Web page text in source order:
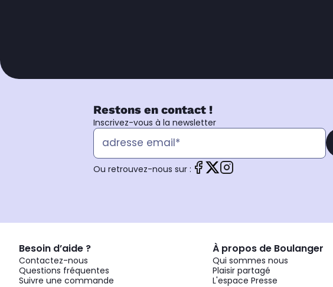
Restons en contact !
Inscrivez-vous à la newsletter
Ou retrouvez-nous sur :
Besoin d’aide ?
Contactez-nous
Questions fréquentes
Suivre une commande
À propos de Boulanger
Qui sommes nous
Plaisir partagé
L'espace Presse